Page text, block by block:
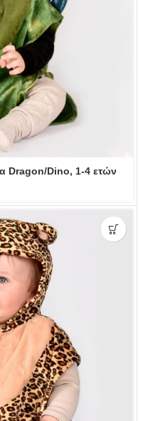
Dragon/Dino, 1-4 ετών